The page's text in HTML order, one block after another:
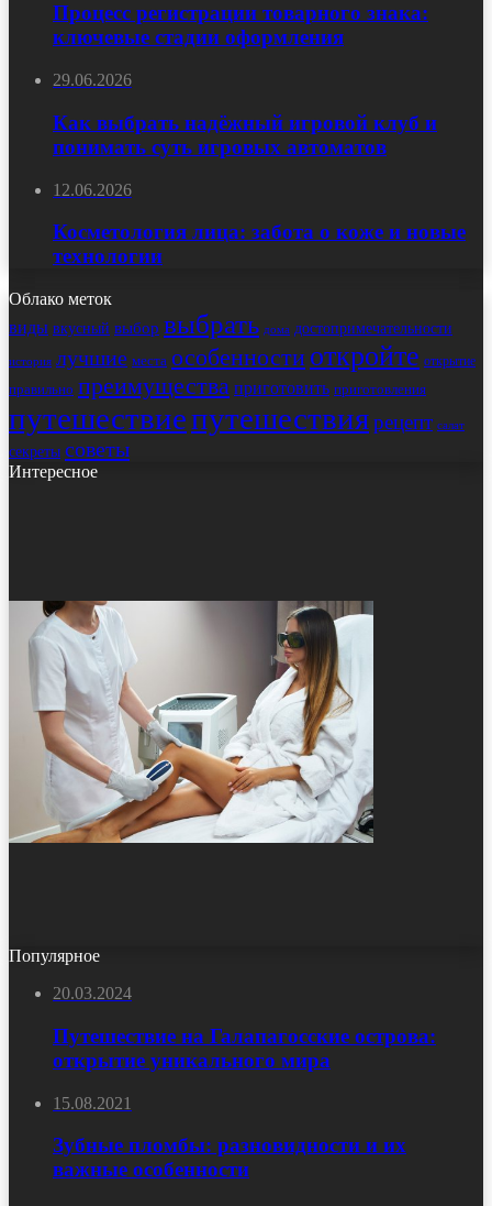
Процесс регистрации товарного знака:
ключевые стадии оформления
29.06.2026
Как выбрать надёжный игровой клуб и
понимать суть игровых автоматов
12.06.2026
Косметология лица: забота о коже и новые
технологии
Облако меток
виды вкусный выбор выбрать дома достопримечательности
история лучшие места особенности откройте открытие
правильно преимущества приготовить приготовления
путешествиепутешествиярецепт салат
секреты советы
Интересное
Популярное
20.03.2024
Путешествие на Галапагосские острова:
открытие уникального мира
15.08.2021
Зубные пломбы: разновидности и их
важные особенности